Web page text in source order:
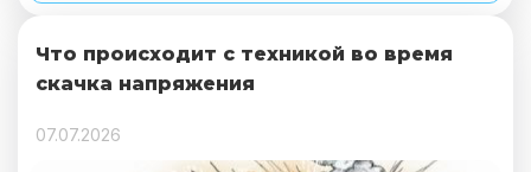
Что происходит с техникой во время
скачка напряжения
07.07.2026